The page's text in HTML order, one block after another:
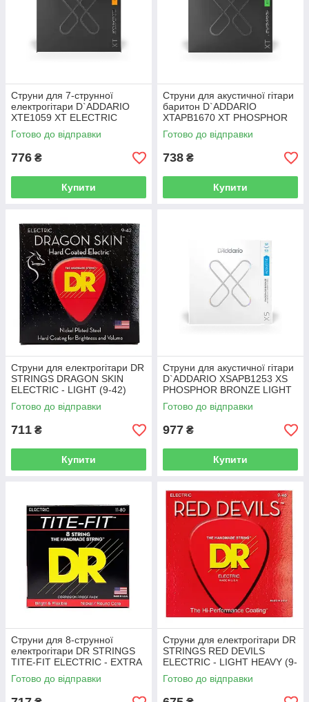
Струни для 7-струнної
електрогітари D`ADDARIO
XTE1059 XT ELECTRIC
NICKEL PLATED STEEL 7-
STRING REGULAR LIGHT
Готово до відправки
776 ₴
Купити
Струни для акустичної гітари
баритон D`ADDARIO
XTAPB1670 XT PHOSPHOR
BRONZE BARITONE (16-70)
Готово до відправки
738 ₴
Купити
Струни для електрогітари DR
STRINGS DRAGON SKIN
ELECTRIC - LIGHT (9-42)
Готово до відправки
711 ₴
Купити
Струни для акустичної гітари
D`ADDARIO XSAPB1253 XS
PHOSPHOR BRONZE LIGHT
(12-53)
Готово до відправки
977 ₴
Купити
Струни для 8-струнної
електрогітари DR STRINGS
TITE-FIT ELECTRIC - EXTRA
HEAVY 8 STRING (11-80)
Готово до відправки
Струни для електрогітари DR
STRINGS RED DEVILS
ELECTRIC - LIGHT HEAVY (9-
46)
Готово до відправки